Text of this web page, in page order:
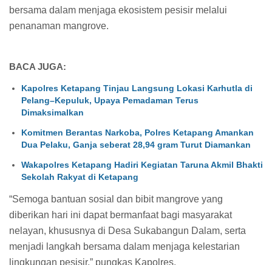
bersama dalam menjaga ekosistem pesisir melalui
penanaman mangrove.
BACA JUGA:
Kapolres Ketapang Tinjau Langsung Lokasi Karhutla di
Pelang–Kepuluk, Upaya Pemadaman Terus
Dimaksimalkan
Komitmen Berantas Narkoba, Polres Ketapang Amankan
Dua Pelaku, Ganja seberat 28,94 gram Turut Diamankan
Wakapolres Ketapang Hadiri Kegiatan Taruna Akmil Bhakti
Sekolah Rakyat di Ketapang
“Semoga bantuan sosial dan bibit mangrove yang
diberikan hari ini dapat bermanfaat bagi masyarakat
nelayan, khususnya di Desa Sukabangun Dalam, serta
menjadi langkah bersama dalam menjaga kelestarian
lingkungan pesisir,” pungkas Kapolres.